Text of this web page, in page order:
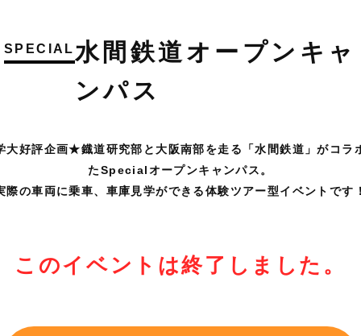
SPECIAL水間鉄道オープンキャ
ンパス
大好評企画★鐡道研究部と大阪南部を走る「水間鉄道」がコラ
たSpecialオープンキャンパス。
際の車両に乗車、車庫見学ができる体験ツアー型イベントです
このイベントは終了しました。